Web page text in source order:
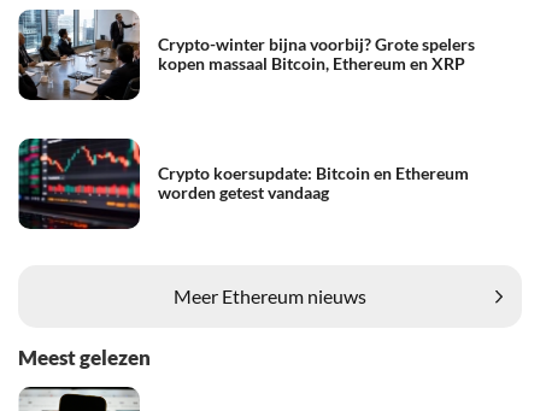
Crypto-winter bijna voorbij? Grote spelers
kopen massaal Bitcoin, Ethereum en XRP
Crypto koersupdate: Bitcoin en Ethereum
worden getest vandaag
Meer Ethereum nieuws
Meest gelezen